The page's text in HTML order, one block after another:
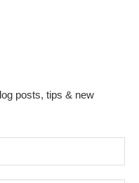
posts, tips & new